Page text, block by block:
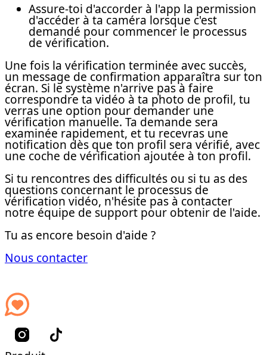
Assure-toi d'accorder à l'app la permission
d'accéder à ta caméra lorsque c'est
demandé pour commencer le processus
de vérification.
Une fois la vérification terminée avec succès,
un message de confirmation apparaîtra sur ton
écran. Si le système n'arrive pas à faire
correspondre ta vidéo à ta photo de profil, tu
verras une option pour demander une
vérification manuelle. Ta demande sera
examinée rapidement, et tu recevras une
notification dès que ton profil sera vérifié, avec
une coche de vérification ajoutée à ton profil.
Si tu rencontres des difficultés ou si tu as des
questions concernant le processus de
vérification vidéo, n'hésite pas à contacter
notre équipe de support pour obtenir de l'aide.
Tu as encore besoin d'aide ?
Nous contacter